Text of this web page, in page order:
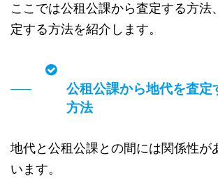
ここでは公租公課から査定する方法
定する方法を紹介します。
公租公課から地代を査定
方法
地代と公租公課との間には関係性が
います。